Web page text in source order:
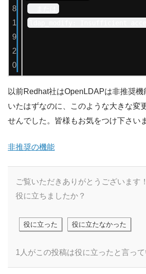
8
1
9
2
0
以前Redhat社はOpenLDAPは非推奨機
いたはずなのに、このような大きな変
せんでした。皆様もお気をつけ下さい
非推奨の機能
ご覧いただきありがとうございます！
役に立ちましたか？
役に立った 役に立たなかった
1人がこの投稿は役に立ったと言って